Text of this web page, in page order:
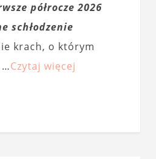
półrocze 2026
schłodzenie
krach, o którym
…Czytaj więcej